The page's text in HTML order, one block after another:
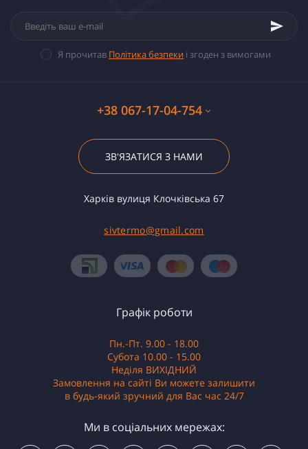
Я прочитав Політика безпеки і згоден з вимогами
+38 067-17-04-754
ЗВ'ЯЗАТИСЯ З НАМИ
Харків вулиця Клочківська 67
sivtermo@gmail.com
Графік роботи
Пн.-Пт. 9.00 - 18.00
Субота 10.00 - 15.00
Неділя ВИХІДНИЙ
Замовлення на сайті Ви можете залишити
в будь-який зручний для Вас час 24/7
Ми в соціальних мережах: